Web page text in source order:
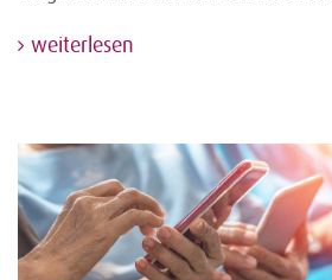
weiterlesen